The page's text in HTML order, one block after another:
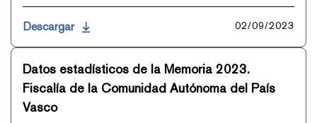
Descargar 02/09/2023
Datos estadísticos de la Memoria 2023.
Fiscalía de la Comunidad Autónoma del País
Vasco